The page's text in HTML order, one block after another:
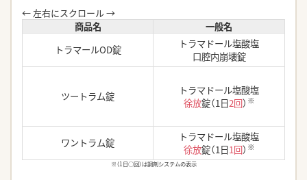
商品名
一般名
トラマールOD錠
トラマドール塩酸塩
口腔内崩壊錠
ツートラム錠
トラマドール塩酸塩
徐放錠（1日2回） ※
ワントラム錠
トラマドール塩酸塩
徐放錠（1日1回） ※
※（1日○回）は調剤システムの表示